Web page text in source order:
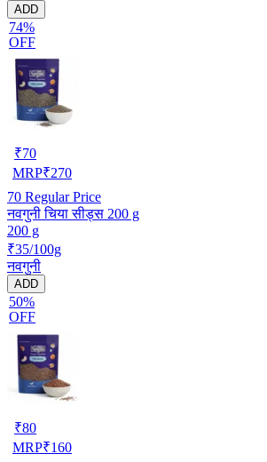
ADD
74%
OFF
₹70
MRP₹270
70 Regular Price
नवगुनी चिया सीड्स 200 g
200 g
₹35/100g
नवगुनी
ADD
50%
OFF
₹80
MRP₹160